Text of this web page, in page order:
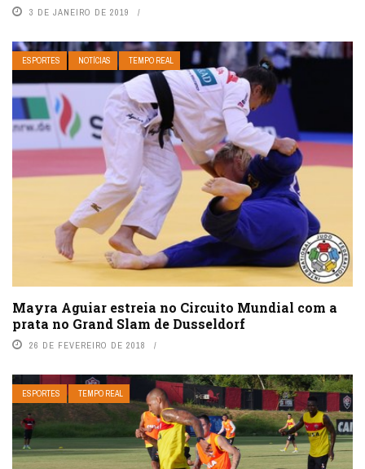
3 DE JANEIRO DE 2019
ESPORTES NOTÍCIAS TEMPO REAL
Mayra Aguiar estreia no Circuito Mundial com a
prata no Grand Slam de Dusseldorf
26 DE FEVEREIRO DE 2018
ESPORTES TEMPO REAL